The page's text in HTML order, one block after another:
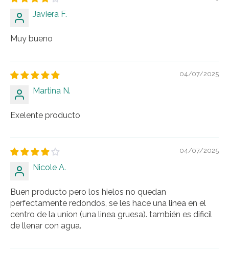
Javiera F.
Muy bueno
04/07/2025
Martina N.
Exelente producto
04/07/2025
Nicole A.
Buen producto pero los hielos no quedan
perfectamente redondos, se les hace una linea en el
centro de la union (una linea gruesa). también es dificil
de llenar con agua.